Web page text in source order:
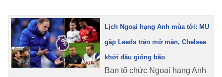
ẨM THỰC
TƯ VẤN
INFOGRAPHIC
E-MAGAZINE
Lịch Ngoại hạng Anh mùa tới: MU
gặp Leeds trận mở màn, Chelsea
khởi đầu giông bão
Ban tổ chức Ngoại hạng Anh